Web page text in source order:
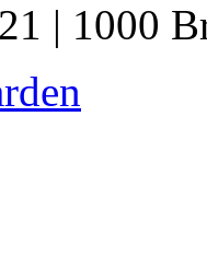
| 1000